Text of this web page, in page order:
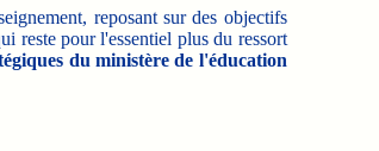
reposant sur des objectifs
reste pour l'essentiel plus du ressort
du ministère de l'éducation